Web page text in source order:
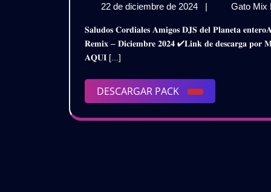
22 de diciembre de 2024
22
diciembre
de
| Gato Mix
𝐒𝐚𝐥𝐮𝐝𝐨𝐬 𝐂𝐨𝐫𝐝𝐢𝐚𝐥𝐞𝐬 𝐀𝐦𝐢𝐠𝐨𝐬 𝐃𝐉𝐒 𝐝𝐞𝐥 𝐏𝐥𝐚𝐧𝐞𝐭𝐚 𝐞𝐧𝐭𝐞𝐫𝐨𝐀𝐪𝐮𝐢 𝐥𝐞𝐬 𝐏𝐫𝐞𝐬𝐞𝐧𝐭𝐨 𝐞𝐬𝐭𝐞 𝐌𝐞𝐠𝐚 𝐏𝐚𝐜𝐤 𝐌𝐮𝐬𝐢𝐜𝐚𝐥 𝐕𝐚𝐫𝐢𝐚𝐝𝐨𝐎𝐭𝐭𝐨 𝐃𝐣
𝐑𝐞𝐦𝐢𝐱 – 𝐃𝐢𝐜𝐢𝐞𝐦𝐛𝐫𝐞 𝟐𝟎𝟐𝟒 ✔𝐋𝐢𝐧𝐤 𝐝𝐞 𝐝𝐞𝐬𝐜𝐚𝐫𝐠𝐚
𝐀𝐐𝐔𝐈 [...]
DESCARGAR PACK
DESCARGAR
PACK